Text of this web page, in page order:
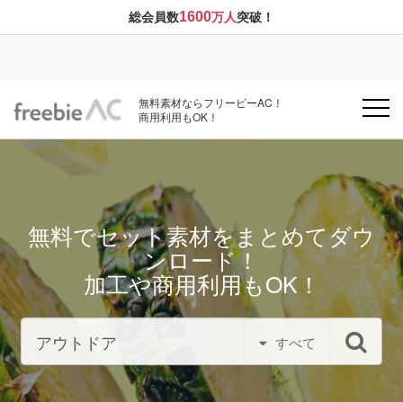
総会員数1600万人突破！
無料素材ならフリービーAC！
商用利用もOK！
無料でセット素材をまとめてダウ
ンロード！
加工や商用利用もOK！
すべて